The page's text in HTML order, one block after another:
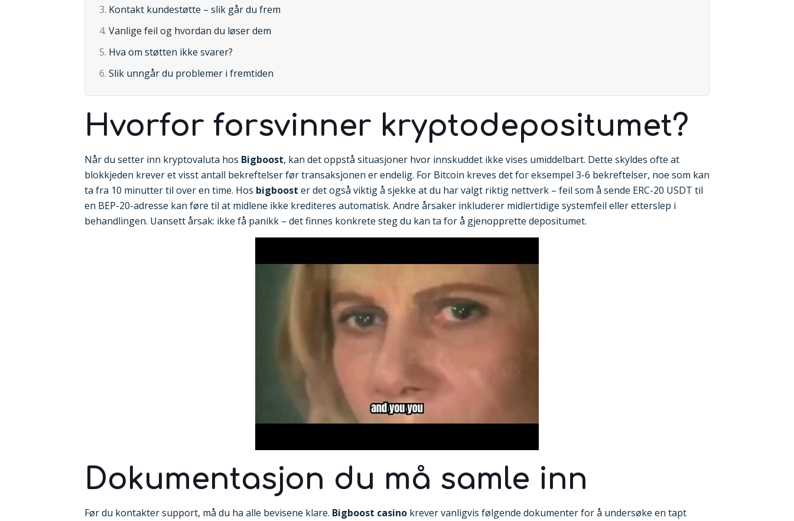
Kontakt kundestøtte – slik går du frem
Vanlige feil og hvordan du løser dem
Hva om støtten ikke svarer?
Slik unngår du problemer i fremtiden
Hvorfor forsvinner kryptodepositumet?
Når du setter inn kryptovaluta hos Bigboost, kan det oppstå situasjoner hvor innskuddet ikke vises umiddelbart. Dette skyldes ofte at
blokkjeden krever et visst antall bekreftelser før transaksjonen er endelig. For Bitcoin kreves det for eksempel 3-6 bekreftelser, noe som kan
ta fra 10 minutter til over en time. Hos bigboost er det også viktig å sjekke at du har valgt riktig nettverk – feil som å sende ERC-20 USDT til
en BEP-20-adresse kan føre til at midlene ikke krediteres automatisk. Andre årsaker inkluderer midlertidige systemfeil eller etterslep i
behandlingen. Uansett årsak: ikke få panikk – det finnes konkrete steg du kan ta for å gjenopprette depositumet.
Dokumentasjon du må samle inn
Før du kontakter support, må du ha alle bevisene klare. Bigboost casinokrever vanligvis følgende dokumenter for å undersøke en tapt